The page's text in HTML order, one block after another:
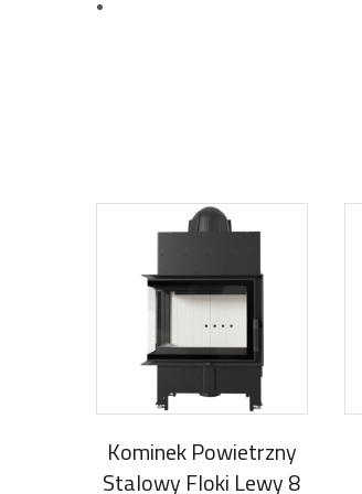
Kominek Powietrzny
Stalowy Floki Lewy 8